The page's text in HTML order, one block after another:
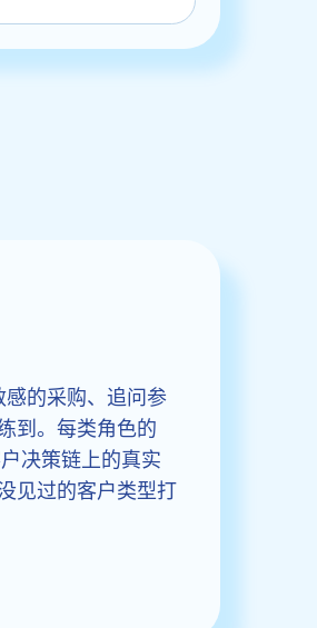
的采购、追问参
到。每类角色的
决策链上的真实
见过的客户类型打